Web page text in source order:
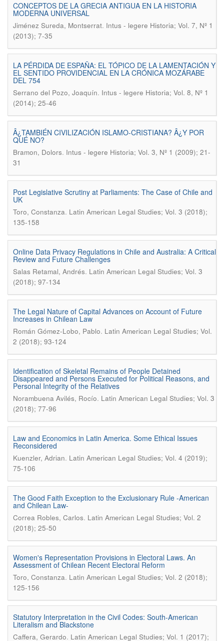
CONCEPTOS DE LA GRECIA ANTIGUA EN LA HISTORIA
MODERNA UNIVERSAL
Jiménez Sureda, Montserrat. Intus - legere Historia; Vol. 7, Nº 1
(2013); 7-35
LA PÉRDIDA DE ESPAÑA: EL TÓPICO DE LA LAMENTACIÓN Y
EL SENTIDO PROVIDENCIAL EN LA CRÓNICA MOZÁRABE
DEL 754
Serrano del Pozo, Joaquín. Intus - legere Historia; Vol. 8, Nº 1
(2014); 25-46
Â¿TAMBIÉN CIVILIZACIÓN ISLAMO-CRISTIANA? Â¿Y POR
QUÉ NO?
Bramon, Dolors. Intus - legere Historia; Vol. 3, Nº 1 (2009); 21-
31
Post Legislative Scrutiny at Parliaments: The Case of Chile and
UK
Toro, Constanza. Latin American Legal Studies; Vol. 3 (2018);
135-158
Online Data Privacy Regulations in Chile and Australia: A Critical
Review and Future Challenges
Salas Retamal, Andrés. Latin American Legal Studies; Vol. 3
(2018); 97-134
The Legal Nature of Capital Advances on Account of Future
Increases in Chilean Law
Román Gómez-Lobo, Pablo. Latin American Legal Studies; Vol.
2 (2018); 93-124
Identification of Skeletal Remains of People Detained
Disappeared and Persons Executed for Political Reasons, and
Personal Integrity of the Relatives
Norambuena Avilés, Rocío. Latin American Legal Studies; Vol. 3
(2018); 77-96
Law and Economics in Latin America. Some Ethical Issues
Reconsidered
Kuenzler, Adrian. Latin American Legal Studies; Vol. 4 (2019);
75-106
The Good Faith Exception to the Exclusionary Rule -American
and Chilean Law-
Correa Robles, Carlos. Latin American Legal Studies; Vol. 2
(2018); 25-50
Women's Representation Provisions in Electoral Laws. An
Assessment of Chilean Recent Electoral Reform
Toro, Constanza. Latin American Legal Studies; Vol. 2 (2018);
125-156
Statutory Interpretation in the Civil Codes: South-American
Literalism and Blackstone
Caffera, Gerardo. Latin American Legal Studies; Vol. 1 (2017);